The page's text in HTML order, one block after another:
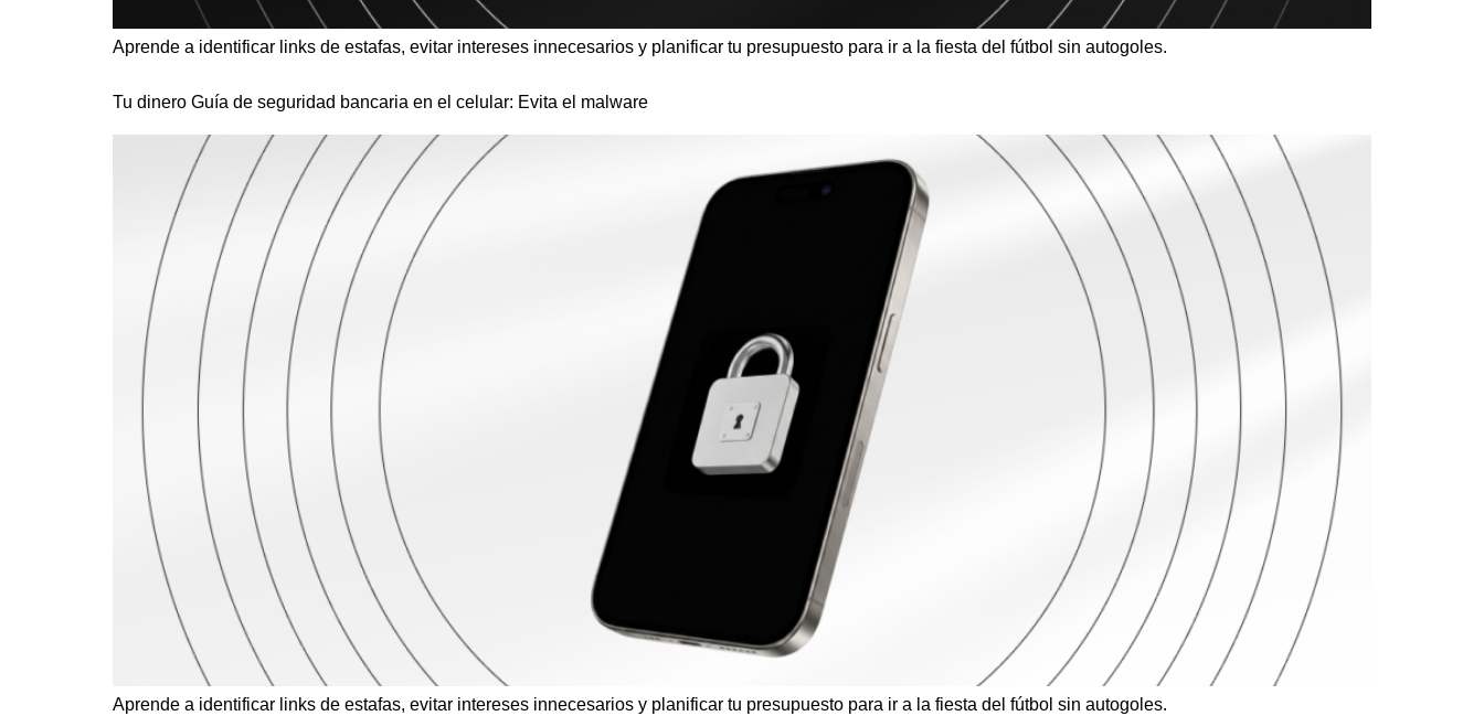
Aprende a identificar links de estafas, evitar intereses innecesarios y planificar tu presupuesto para ir a la fiesta del fútbol sin autogoles.
Tu dinero Guía de seguridad bancaria en el celular: Evita el malware
Aprende a identificar links de estafas, evitar intereses innecesarios y planificar tu presupuesto para ir a la fiesta del fútbol sin autogoles.